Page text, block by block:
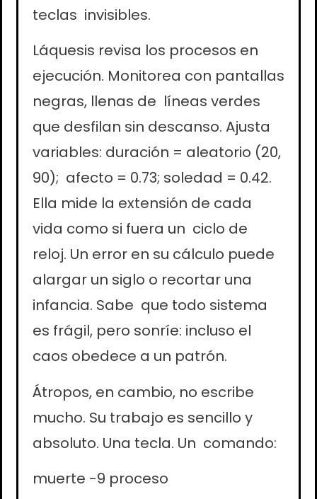
teclas invisibles.
Láquesis revisa los procesos en
ejecución. Monitorea con pantallas
negras, llenas de líneas verdes
que desfilan sin descanso. Ajusta
variables: duración = aleatorio (20,
90); afecto = 0.73; soledad = 0.42.
Ella mide la extensión de cada
vida como si fuera un ciclo de
reloj. Un error en su cálculo puede
alargar un siglo o recortar una
infancia. Sabe que todo sistema
es frágil, pero sonríe: incluso el
caos obedece a un patrón.
Átropos, en cambio, no escribe
mucho. Su trabajo es sencillo y
absoluto. Una tecla. Un comando:
muerte -9 proceso